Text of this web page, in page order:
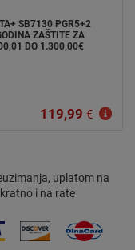
SB7130 PGR5+2
ZAŠTITE ZA
DO 1.300,00€
119,99 €
uplatom na
i na rate